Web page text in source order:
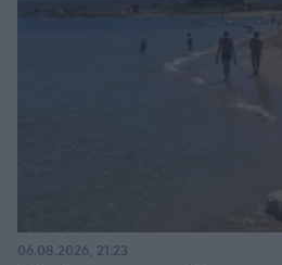
06.08.2026, 21:23